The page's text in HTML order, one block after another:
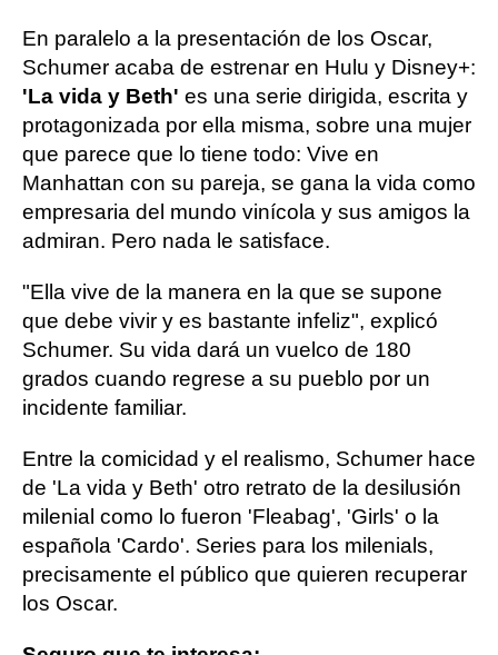
En paralelo a la presentación de los Oscar,
Schumer acaba de estrenar en Hulu y Disney+:
'La vida y Beth' es una serie dirigida, escrita y
protagonizada por ella misma, sobre una mujer
que parece que lo tiene todo: Vive en
Manhattan con su pareja, se gana la vida como
empresaria del mundo vinícola y sus amigos la
admiran. Pero nada le satisface.
"Ella vive de la manera en la que se supone
que debe vivir y es bastante infeliz", explicó
Schumer. Su vida dará un vuelco de 180
grados cuando regrese a su pueblo por un
incidente familiar.
Entre la comicidad y el realismo, Schumer hace
de 'La vida y Beth' otro retrato de la desilusión
milenial como lo fueron 'Fleabag', 'Girls' o la
española 'Cardo'. Series para los milenials,
precisamente el público que quieren recuperar
los Oscar.